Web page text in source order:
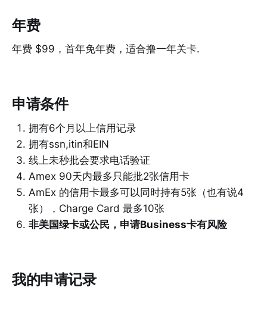
年费
年费 $99，首年免年费，适合撸一年关卡.
申请条件
拥有6个月以上信用记录
拥有ssn,itin和EIN
线上未秒批会要求电话验证
Amex 90天内最多只能批2张信用卡
AmEx 的信用卡最多可以同时持有5张（也有说4
张），Charge Card 最多10张
非美国绿卡或公民，申请Business卡有风险
我的申请记录